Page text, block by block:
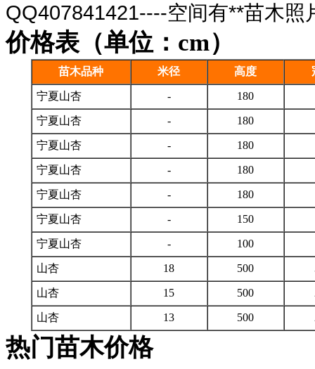
QQ407841421----空间有**苗木照
价格表（单位：cm）
苗木品种 米径 高度
宁夏山杏 - 180
宁夏山杏 - 180
宁夏山杏 - 180
宁夏山杏 - 180
宁夏山杏 - 180
宁夏山杏 - 150
宁夏山杏 - 100
山杏 18 500
山杏 15 500
山杏 13 500
热门苗木价格